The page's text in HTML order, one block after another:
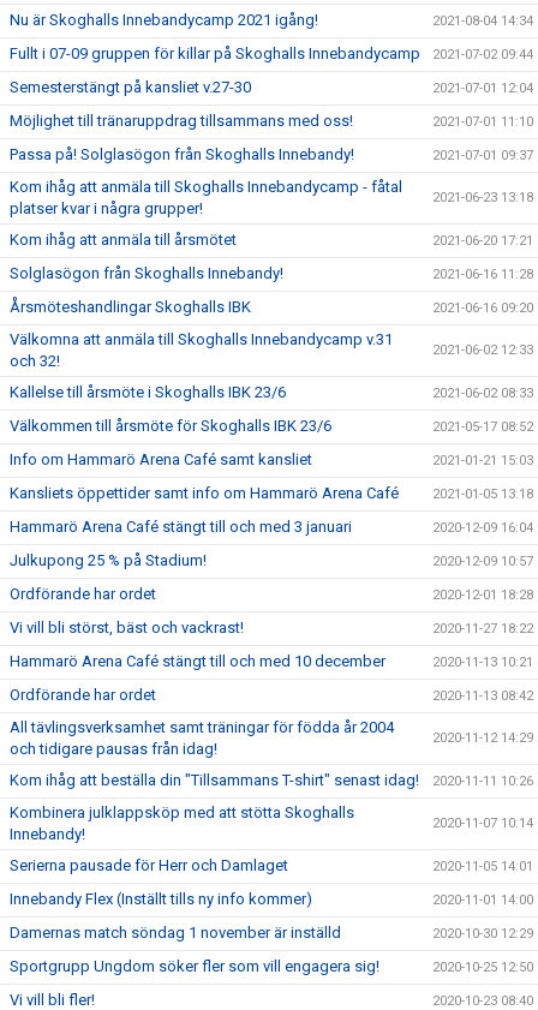
Nu är Skoghalls Innebandycamp 2021 igång! 2021-08-04 14:34
Fullt i 07-09 gruppen för killar på Skoghalls Innebandycamp 2021-07-02 09:44
Semesterstängt på kansliet v.27-30 2021-07-01 12:04
Möjlighet till tränaruppdrag tillsammans med oss! 2021-07-01 11:10
Passa på! Solglasögon från Skoghalls Innebandy! 2021-07-01 09:37
Kom ihåg att anmäla till Skoghalls Innebandycamp - fåtal
platser kvar i några grupper!
2021-06-23 13:18
Kom ihåg att anmäla till årsmötet 2021-06-20 17:21
Solglasögon från Skoghalls Innebandy! 2021-06-16 11:28
Årsmöteshandlingar Skoghalls IBK 2021-06-16 09:20
Välkomna att anmäla till Skoghalls Innebandycamp v.31
och 32!
2021-06-02 12:33
Kallelse till årsmöte i Skoghalls IBK 23/6 2021-06-02 08:33
Välkommen till årsmöte för Skoghalls IBK 23/6 2021-05-17 08:52
Info om Hammarö Arena Café samt kansliet 2021-01-21 15:03
Kansliets öppettider samt info om Hammarö Arena Café 2021-01-05 13:18
Hammarö Arena Café stängt till och med 3 januari 2020-12-09 16:04
Julkupong 25 % på Stadium! 2020-12-09 10:57
Ordförande har ordet 2020-12-01 18:28
Vi vill bli störst, bäst och vackrast! 2020-11-27 18:22
Hammarö Arena Café stängt till och med 10 december 2020-11-13 10:21
Ordförande har ordet 2020-11-13 08:42
All tävlingsverksamhet samt träningar för födda år 2004
och tidigare pausas från idag!
2020-11-12 14:29
Kom ihåg att beställa din "Tillsammans T-shirt" senast idag! 2020-11-11 10:26
Kombinera julklappsköp med att stötta Skoghalls
Innebandy!
2020-11-07 10:14
Serierna pausade för Herr och Damlaget 2020-11-05 14:01
Innebandy Flex (Inställt tills ny info kommer) 2020-11-01 14:00
Damernas match söndag 1 november är inställd 2020-10-30 12:29
Sportgrupp Ungdom söker fler som vill engagera sig! 2020-10-25 12:50
Vi vill bli fler! 2020-10-23 08:40